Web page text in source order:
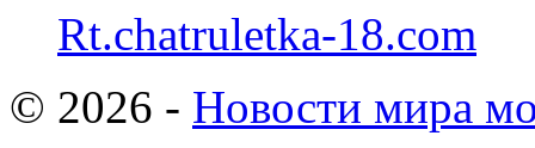
Rt.chatruletka-18.com
© 2026 - Новости мира